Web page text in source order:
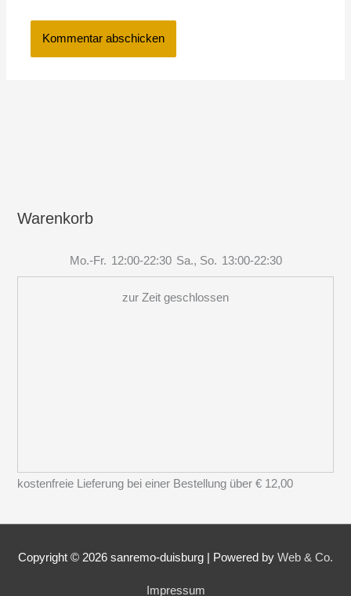
Warenkorb
Mo.-Fr. 12:00-22:30 Sa., So. 13:00-22:30
zur Zeit geschlossen
kostenfreie Lieferung bei einer Bestellung über€ 12,00
Copyright © 2026 sanremo-duisburg Powered by Web & Co.
Impressum